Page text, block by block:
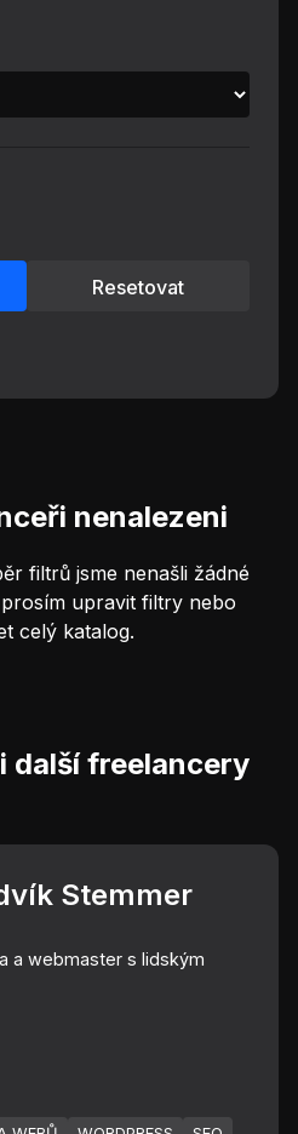
Resetovat
nenalezeni
filtrů jsme nenašli žádné
upravit filtry nebo
celý katalog.
další freelancery
Stemmer
a webmaster s lidským